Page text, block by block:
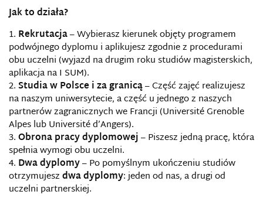
Jak to działa?
Rekrutacja– Wybierasz kierunek objęty programem
podwójnego dyplomu i aplikujesz zgodnie z procedurami
obu uczelni (wyjazd na drugim roku studiów magisterskich,
aplikacja na I SUM).
Studia w Polsce i za granicą– Część zajęć realizujesz
na naszym uniwersytecie, a część u jednego z naszych
partnerów zagranicznych we Francji (Université Grenoble
Alpes lub Université d’Angers).
Obrona pracy dyplomowej– Piszesz jedną pracę, która
spełnia wymogi obu uczelni.
Dwa dyplomy– Po pomyślnym ukończeniu studiów
otrzymujeszdwa dyplomy: jeden od nas, a drugi od
uczelni partnerskiej.